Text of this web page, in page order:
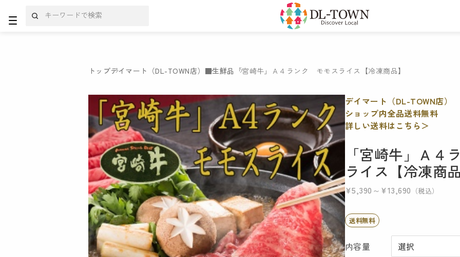
トップデイマート（DL-TOWN店） ■生鮮品 「宮崎牛」Ａ４ランク モモスライス【冷凍商品】
デイマート（DL-TOWN店）
ショップ内全品送料無料
詳しい送料はこちら＞
「宮崎牛」Ａ
ライス【冷凍商
¥5,390～¥13,690 （税込）
送料無料
内容量